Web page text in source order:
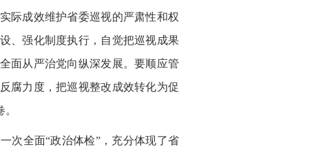
际成效维护省委巡视的严肃性和权
、强化制度执行，自觉把巡视成果
面从严治党向纵深发展。要顺应管
腐力度，把巡视整改成效转化为促
次全面“政治体检”，充分体现了省